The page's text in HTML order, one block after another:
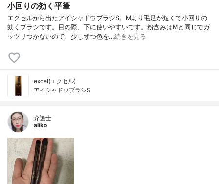
小回りの効く平筆
エクセルから出たアイシャドウブラシS。Mより毛足が短くて小回りの
効くブラシです。目の際、下に使いやすいです。粉含みはMと同じでガ
ッツリつかないので、少しずつ色を…続きを見る
excel(エクセル)
アイシャドウブラシS
介護士
aliko